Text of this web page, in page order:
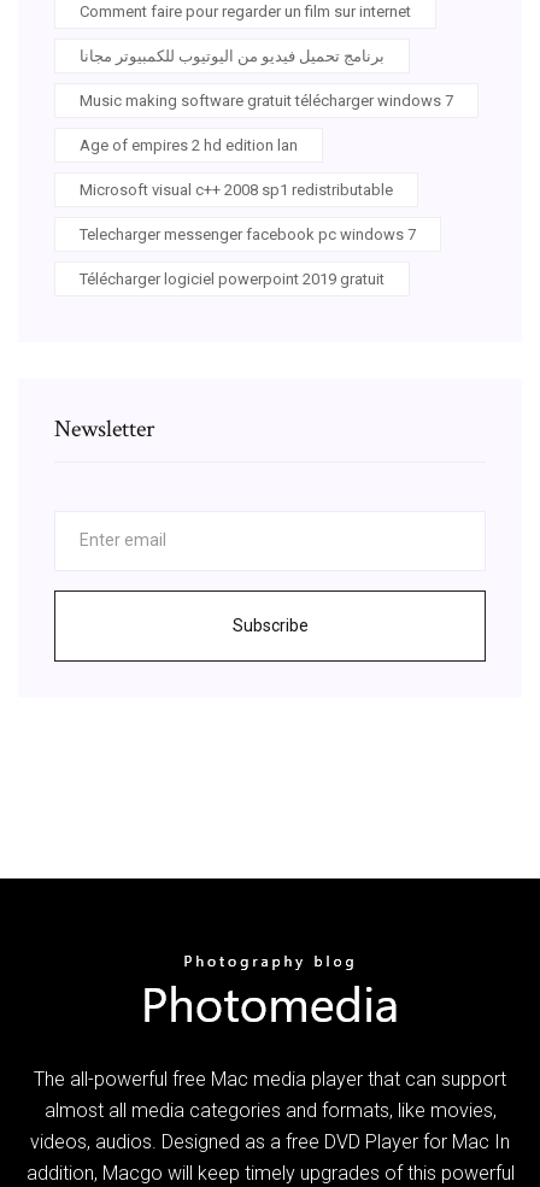
Comment faire pour regarder un film sur internet
برنامج تحميل فيديو من اليوتيوب للكمبيوتر مجانا
Music making software gratuit télécharger windows 7
Age of empires 2 hd edition lan
Microsoft visual c++ 2008 sp1 redistributable
Telecharger messenger facebook pc windows 7
Télécharger logiciel powerpoint 2019 gratuit
Newsletter
Subscribe
The all-powerful free Mac media player that can support
almost all media categories and formats, like movies,
videos, audios. Designed as a free DVD Player for Mac In
addition, Macgo will keep timely upgrades of this powerful